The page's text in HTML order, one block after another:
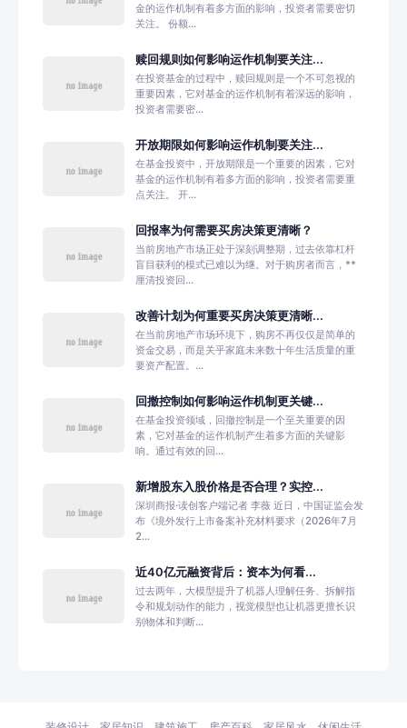
金的运作机制有着多方面的影响，投资者需要密切
关注。 份额...
赎回规则如何影响运作机制要关注...
在投资基金的过程中，赎回规则是一个不可忽视的
重要因素，它对基金的运作机制有着深远的影响，
投资者需要密...
开放期限如何影响运作机制要关注...
在基金投资中，开放期限是一个重要的因素，它对
基金的运作机制有着多方面的影响，投资者需要重
点关注。 开...
回报率为何需要买房决策更清晰？
当前房地产市场正处于深刻调整期，过去依靠杠杆
盲目获利的模式已难以为继。对于购房者而言，**
厘清投资回...
改善计划为何重要买房决策更清晰...
在当前房地产市场环境下，购房不再仅仅是简单的
资金交易，而是关乎家庭未来数十年生活质量的重
要资产配置。...
回撤控制如何影响运作机制更关键...
在基金投资领域，回撤控制是一个至关重要的因
素，它对基金的运作机制产生着多方面的关键影
响。通过有效的回...
新增股东入股价格是否合理？实控...
深圳商报·读创客户端记者 李薇 近日，中国证监会发
布《境外发行上市备案补充材料要求（2026年7月
2...
近40亿元融资背后：资本为何看...
过去两年，大模型提升了机器人理解任务、拆解指
令和规划动作的能力，视觉模型也让机器更擅长识
别物体和判断...